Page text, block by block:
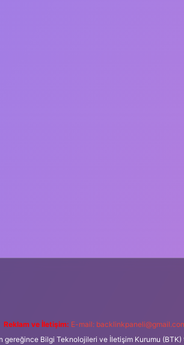
Reklam ve İletişim: E-mail:
gereğince Bilgi Teknolojileri ve İletişim Kurumu